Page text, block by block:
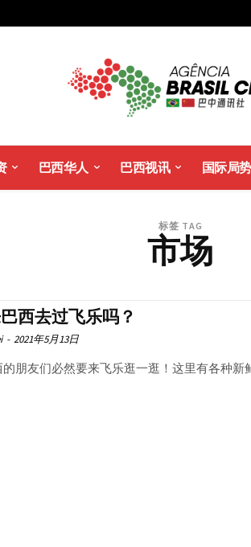
巴西华人 巴西视讯 国际局势
标签 TAG
市场
西去过飞乐吗？
- 2021年5月13日
朋友们必然要来飞乐逛一逛！这里有各种新